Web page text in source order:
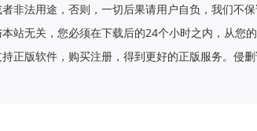
非法用途，否则，一切后果请用户自负，我们不
站无关，您必须在下载后的24个小时之内，从您
正版软件，购买注册，得到更好的正版服务。侵